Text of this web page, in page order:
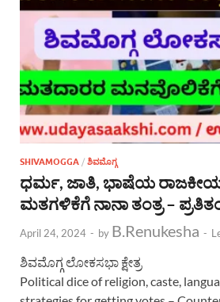
SHIVAMOGGA / ಶಿವಮೊಗ್ಗ
ಧರ್ಮ, ಜಾತಿ, ಭಾಷೆಯ
ಮತಗಳಿಕೆಗೆ ನಾನಾ ತಂತ್ರ –
April 24, 2024 - by B.Renukesha -
ಶಿವಮೊಗ್ಗ ಲೋಕಸಭಾ ಕ್ಷೇತ್ರ
Political dice of religion, caste,